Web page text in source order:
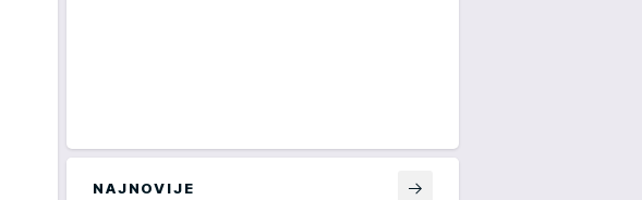
NAJNOVIJE